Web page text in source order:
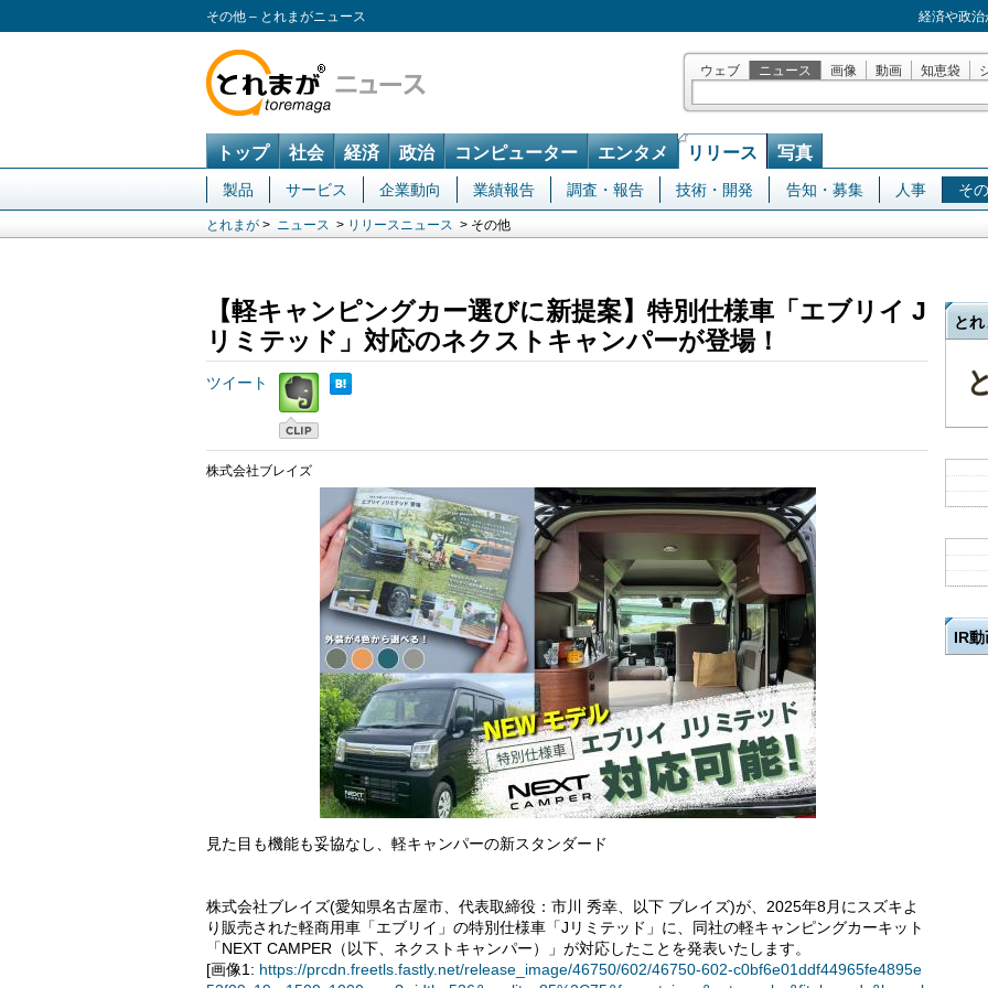
その他 – とれまがニュース 経済や政
ウェブ ニュース 画像 動画 知恵袋
トップ 社会 経済 政治 コンピューター エンタメ リリース 写真
製品 サービス 企業動向 業績報告 調査・報告 技術・開発 告知・募集 人事 そ
とれまが > ニュース > リリースニュース > その他
【軽キャンピングカー選びに新提案】特別仕様車「エブリイ J
リミテッド」対応のネクストキャンパーが登場！
ツイート
株式会社ブレイズ
見た目も機能も妥協なし、軽キャンパーの新スタンダード
株式会社ブレイズ(愛知県名古屋市、代表取締役：市川 秀幸、以下 ブレイズ)が、2025年8月にスズキよ
り販売された軽商用車「エブリイ」の特別仕様車「Jリミテッド」に、同社の軽キャンピングカーキット
「NEXT CAMPER（以下、ネクストキャンパー）」が対応したことを発表いたします。
[画像1: https://prcdn.freetls.fastly.net/release_image/46750/602/46750-602-c0bf6e01ddf44965fe4895e
とれ
IR動